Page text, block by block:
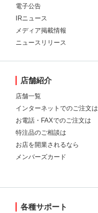
電子公告
IRニュース
メディア掲載情報
ニュースリリース
店舗紹介
店舗一覧
インターネットでのご注文は
お電話・FAXでのご注文は
特注品のご相談は
お店を開業されるなら
メンバーズカード
各種サポート